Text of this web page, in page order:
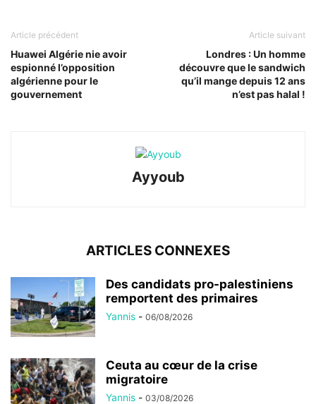
Article précédent
Huawei Algérie nie avoir
espionné l’opposition
algérienne pour le
gouvernement
Article suivant
Londres : Un homme
découvre que le sandwich
qu’il mange depuis 12 ans
n’est pas halal !
Ayyoub
ARTICLES CONNEXES
Des candidats pro-palestiniens
remportent des primaires
Yannis - 06/08/2026
Ceuta au cœur de la crise
migratoire
Yannis - 03/08/2026